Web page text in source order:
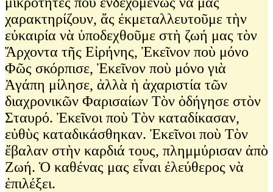
χαρακτηρίζουν, ἄς ἐκμεταλλευτοῦμε τὴν
εὐκαιρία νὰ ὑποδεχθοῦμε στὴ ζωή μας τὸν
Ἄρχοντα τῆς Εἰρήνης, Ἐκεῖνον ποὺ μόνο
Φῶς σκόρπισε, Ἐκεῖνον ποὺ μόνο γιὰ
Ἀγάπη μίλησε, ἀλλὰ ἡ ἀχαριστία τῶν
διαχρονικῶν Φαρισαίων Τὸν ὁδήγησε στὸν
Σταυρό. Ἐκεῖνοι ποὺ Τὸν καταδίκασαν,
εὐθὺς καταδικάσθηκαν. Ἐκεῖνοι ποὺ Τὸν
ἔβαλαν στὴν καρδιά τους, πλημμύρισαν ἀπὸ
Ζωή. Ὁ καθένας μας εἶναι ἐλεύθερος νὰ
ἐπιλέξει.